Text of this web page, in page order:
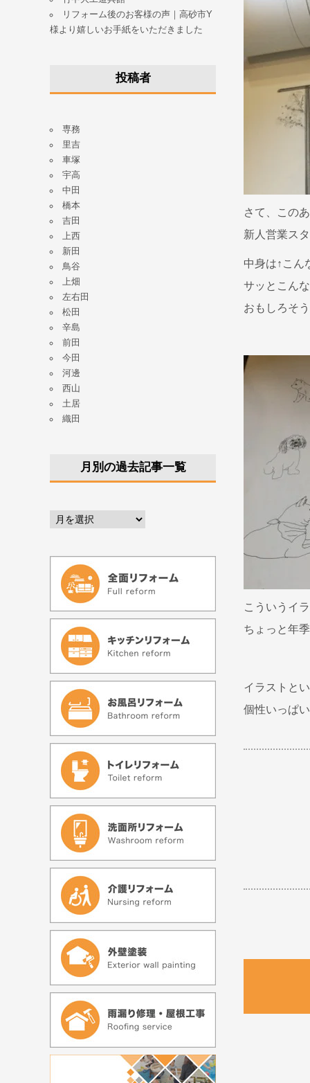
さて、この
新人営業ス
中身は↑こん
サッとこん
おもしろそ
こういうイ
ちょっと年
イラストと
個性いっぱ
リフォーム後のお客様の声｜高砂市Y
様より嬉しいお手紙をいただきました
投稿者
専務
里吉
車塚
宇高
中田
橋本
吉田
上西
新田
鳥谷
上畑
左右田
松田
辛島
前田
今田
河邊
西山
土居
織田
月別の過去記事一覧